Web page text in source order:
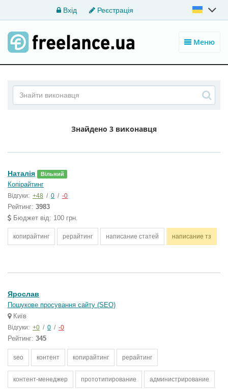
Вхід Реєстрація
Меню
Знайдено 3 виконавця
Наталія Вільний
Копірайтинг
Відгуки: +48 / 0 / -0
Рейтинг: 3983
Бюджет від: 100 грн.
копирайтинг рерайтинг написание статей написание тз
Ярослав
Пошукове просування сайту (SEO)
Київ
Відгуки: +0 / 0 / -0
Рейтинг: 345
seo контент копирайтинг рерайтинг
контент-менеджер прототипирование администрирование